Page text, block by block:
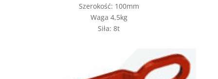
Szerokość: 100mm
Waga 4,5kg
Siła: 8t